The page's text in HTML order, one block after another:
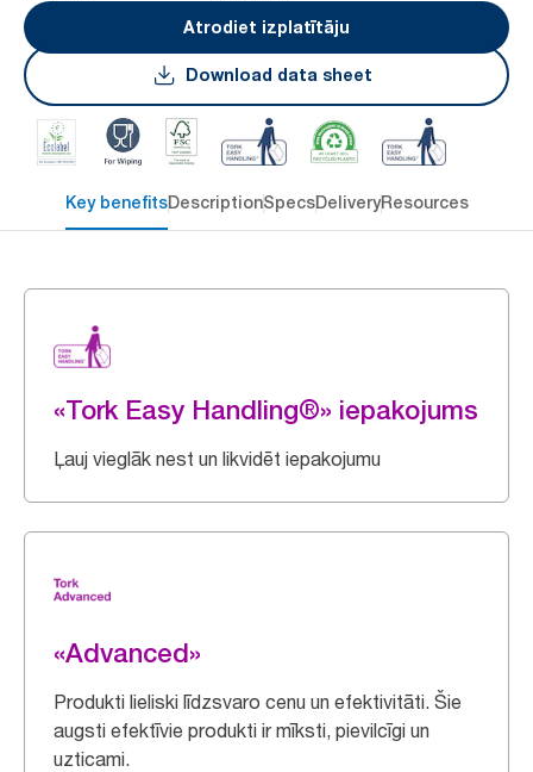
Atrodiet izplatītāju
Download data sheet
Key benefitsDescriptionSpecsDeliveryResources
«Tork Easy Handling®» iepakojums
Ļauj vieglāk nest un likvidēt iepakojumu
«Advanced»
Produkti lieliski līdzsvaro cenu un efektivitāti. Šie
augsti efektīvie produkti ir mīksti, pievilcīgi un
uzticami.